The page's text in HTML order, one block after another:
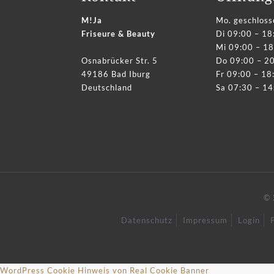
M!Ja
Friseure & Beauty
Osnabrücker Str. 5
49186 Bad Iburg
Deutschland
Mo.
Di 09:00 –
Mi 09:00 –
Do 09:00 –
Fr 09:00 –
Sa 07:30 –
©
Datenschutz Impressum Login
WordPress Cookie Hinweis von Real Cookie Banner